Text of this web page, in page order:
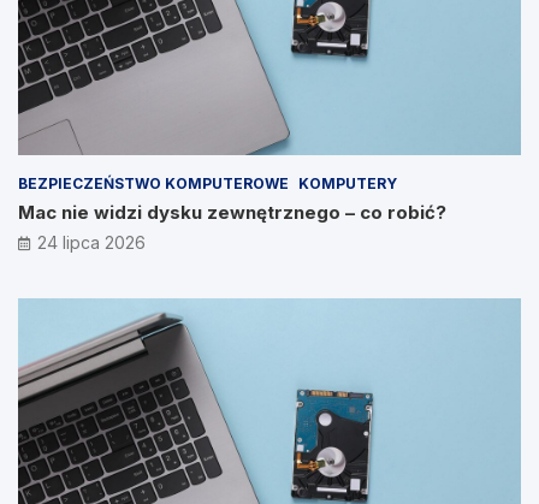
BEZPIECZEŃSTWO KOMPUTEROWE KOMPUTERY
Mac nie widzi dysku zewnętrznego – co robić?
24 lipca 2026